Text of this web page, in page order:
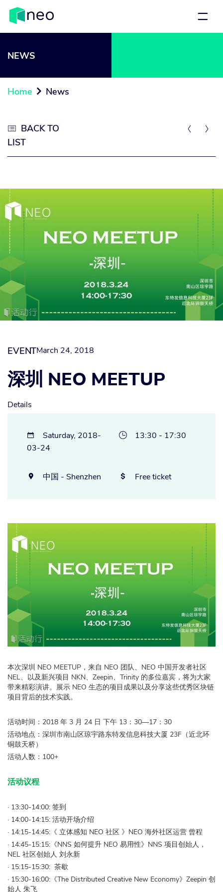
NEWS
Home  News

BACK TO
LIST
 
EVENTMarch 24, 2018
深圳 NEO MEETUP
Details

Saturday, 2018-
03-24
 13:30 - 17:30
 中国 - Shenzhen  Free ticket
本次深圳 NEO MEETUP，来自 NEO 团队、NEO 中国开发者社区
NEL、以及新兴项目 NKN、Zeepin、Trinity 的多位嘉宾，将为大家
带来精彩演讲。展示 NEO 生态的项目成果以及分享这些优秀区块链
项目背后的技术实践。
活动时间：2018 年 3 月 24 日 下午 13：30—17：30
活动地点：深圳市南山区琼宇路东特发信息科技大厦 23F（近北环
铜鼓天桥）
活动人数：100+
活动议程
· 13:30-14:00: 签到
· 14:00-14:15: 活动开场介绍
· 14:15-14:45:《 立体感知 NEO 社区 》NEO 海外社区运营 曾程
· 14:45-15:15:《NNS 如何提升 NEO 易用性》NNS 项目创始人，
NEL 社区创始人 刘永新
· 15:15-15:30: 茶歇
· 15:30-16:00:《The Distributed Creative New Economy》Zeepin 创
始人 朱飞